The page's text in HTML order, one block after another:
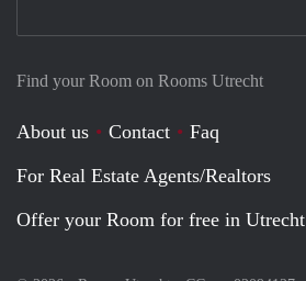
Find your Room on Rooms Utrecht
About us Contact
Faq
For Real Estate Agents/Realtors
Offer your Room for free in Utrecht